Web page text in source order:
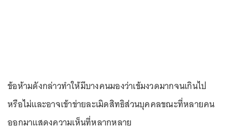
ข้อห้ามดังกล่าวทำให้มีบางคนมองว่าเข้มงวดมากจนเกินไป
หรือไม่และอาจเข้าข่ายละเมิดสิทธิส่วนบุคคลขณะที่หลายคน
ออกมาแสดงความเห็นที่หลากหลาย